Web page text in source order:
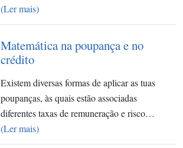
(Ler mais)
Matemática na poupança e no
crédito
Existem diversas formas de aplicar as tuas
poupanças, às quais estão associadas
diferentes taxas de remuneração e risco…
(Ler mais)